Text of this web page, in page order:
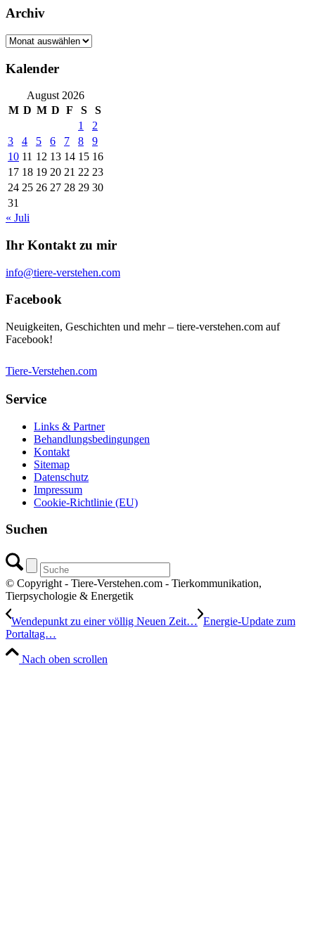
Archiv
Archiv
Kalender
August 2026
M D M D F S
S
1
2
3
4 5 6 7 8
9
10 11 12 13 14 15 16
17 18 19 20 21 22 23
24 25 26 27 28 29 30
31
« Juli
Ihr Kontakt zu mir
info@tiere-verstehen.com
Facebook
Neuigkeiten, Geschichten und mehr – tiere-verstehen.com auf
Facebook!
Tiere-Verstehen.com
Service
Links & Partner
Behandlungsbedingungen
Kontakt
Sitemap
Datenschutz
Impressum
Cookie-Richtlinie (EU)
Suchen
© Copyright - Tiere-Verstehen.com - Tierkommunikation,
Tierpsychologie & Energetik
Wendepunkt zu einer völlig Neuen Zeit… Energie-Update zum
Portaltag…
Nach oben scrollen